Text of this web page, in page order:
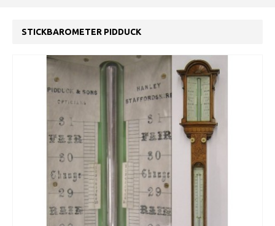
STICKBAROMETER PIDDUCK